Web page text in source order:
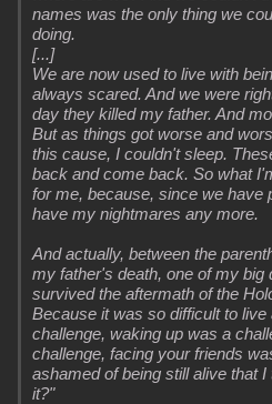
names was the only thing we
doing.
[...]
We are now used to live with
always scared. And we were
day they killed my father. And
But as things got worse and
this cause, I couldn't sleep.
back and come back. So what
for me, because, since we have
have my nightmares any more.
And actually, between the
my father's death, one of my
survived the aftermath of the
Because it was so difficult to
challenge, waking up was a
challenge, facing your friends
ashamed of being still alive that
it?"